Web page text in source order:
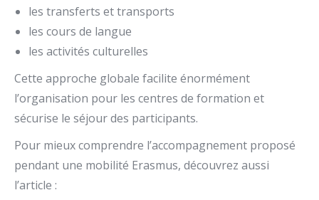
les transferts et transports
les cours de langue
les activités culturelles
Cette approche globale facilite énormément
l’organisation pour les centres de formation et
sécurise le séjour des participants.
Pour mieux comprendre l’accompagnement proposé
pendant une mobilité Erasmus, découvrez aussi
l’article :